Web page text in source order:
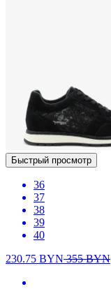
Быстрый просмотр
36
37
38
39
40
230.75 BYN355BYN